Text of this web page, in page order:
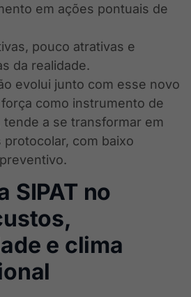
em ações pontuais de
pouco atrativas e
da realidade.
evolui junto com esse novo
como instrumento de
tende a se transformar em
com baixo
SIPAT no
e clima